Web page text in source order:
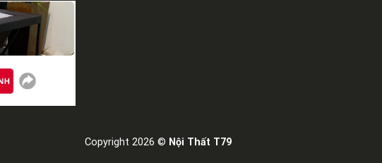
Copyright 2026 © Nội Thất T79